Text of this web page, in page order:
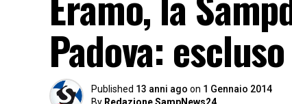
Padova:
Published 13 anni ago on 1 Gennaio 2014